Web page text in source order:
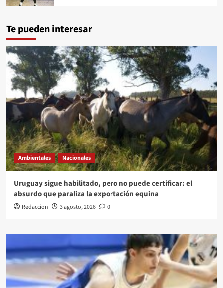
Te pueden interesar
Ambientales Nacionales
Uruguay sigue habilitado, pero no puede certificar: el
absurdo que paraliza la exportación equina
Redaccion 3 agosto, 2026 0